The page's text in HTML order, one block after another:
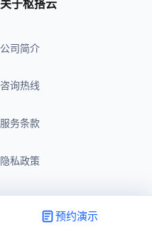
预约演示
关于枢搭云
公司简介
咨询热线
服务条款
隐私政策